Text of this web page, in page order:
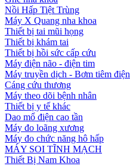
Nồi Hấp Tiệt Trùng
Máy X Quang nha khoa
Thiết bị tai mũi họng
Thiết bị khám tai
Thiết bị hồi sức cấp cứu
Máy điện não - điện tim
Máy truyền dịch - Bơm tiêm điện
Cáng cứu thương
Máy theo dõi bệnh nhân
Thiết bị y tế khác
Dao mổ điện cao tần
Máy đo loãng xương
Máy đo chức năng hô hấp
MÁY SOI TĨNH MẠCH
Thiết Bị Nam Khoa